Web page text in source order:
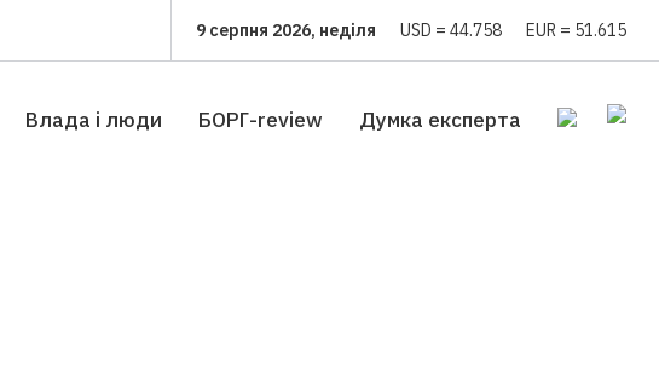
9 серпня 2026, неділя USD = 44.758 EUR = 51.615
Влада i люди БОРГ-review Думка експерта